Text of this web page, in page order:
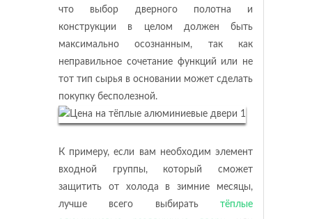
что выбор дверного полотна и
конструкции в целом должен быть
максимально осознанным, так как
неправильное сочетание функций или не
тот тип сырья в основании может сделать
покупку бесполезной.
К примеру, если вам необходим элемент
входной группы, который сможет
защитить от холода в зимние месяцы,
лучше всего выбирать тёплые